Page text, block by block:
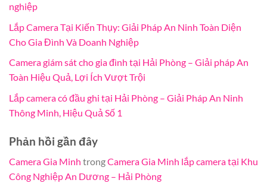
nghiệp
Lắp Camera Tại Kiến Thụy: Giải Pháp An Ninh Toàn Diện
Cho Gia Đình Và Doanh Nghiệp
Camera giám sát cho gia đình tại Hải Phòng – Giải pháp An
Toàn Hiệu Quả, Lợi Ích Vượt Trội
Lắp camera có đầu ghi tại Hải Phòng – Giải Pháp An Ninh
Thông Minh, Hiệu Quả Số 1
Phản hồi gần đây
Camera Gia Minh trongCamera Gia Minh lắp camera tại Khu
Công Nghiệp An Dương – Hải Phòng